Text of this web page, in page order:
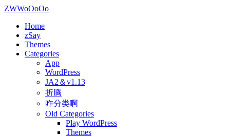
ZWWoOoOo
Home
zSay
Themes
Categories
App
WordPress
JA2＆v1.13
折腾
咋分类啊
Old Categories
Play WordPress
Themes